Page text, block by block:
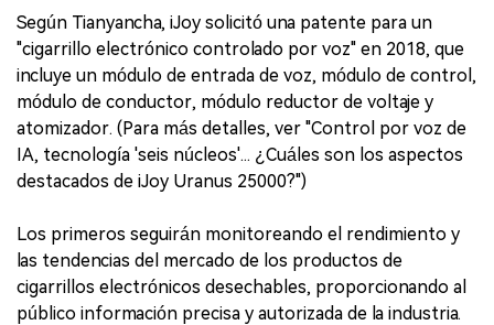
Según Tianyancha, iJoy solicitó una patente para un
"cigarrillo electrónico controlado por voz" en 2018, que
incluye un módulo de entrada de voz, módulo de control,
módulo de conductor, módulo reductor de voltaje y
atomizador. (Para más detalles, ver "Control por voz de
IA, tecnología 'seis núcleos'... ¿Cuáles son los aspectos
destacados de iJoy Uranus 25000?")
Los primeros seguirán monitoreando el rendimiento y
las tendencias del mercado de los productos de
cigarrillos electrónicos desechables, proporcionando al
público información precisa y autorizada de la industria.